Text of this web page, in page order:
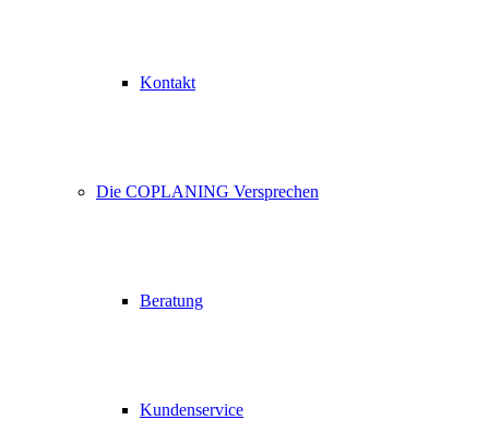
Kontakt
Die COPLANING Versprechen
Beratung
Kundenservice